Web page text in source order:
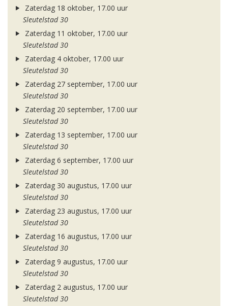
Zaterdag 18 oktober, 17.00 uur
Sleutelstad 30
Zaterdag 11 oktober, 17.00 uur
Sleutelstad 30
Zaterdag 4 oktober, 17.00 uur
Sleutelstad 30
Zaterdag 27 september, 17.00 uur
Sleutelstad 30
Zaterdag 20 september, 17.00 uur
Sleutelstad 30
Zaterdag 13 september, 17.00 uur
Sleutelstad 30
Zaterdag 6 september, 17.00 uur
Sleutelstad 30
Zaterdag 30 augustus, 17.00 uur
Sleutelstad 30
Zaterdag 23 augustus, 17.00 uur
Sleutelstad 30
Zaterdag 16 augustus, 17.00 uur
Sleutelstad 30
Zaterdag 9 augustus, 17.00 uur
Sleutelstad 30
Zaterdag 2 augustus, 17.00 uur
Sleutelstad 30